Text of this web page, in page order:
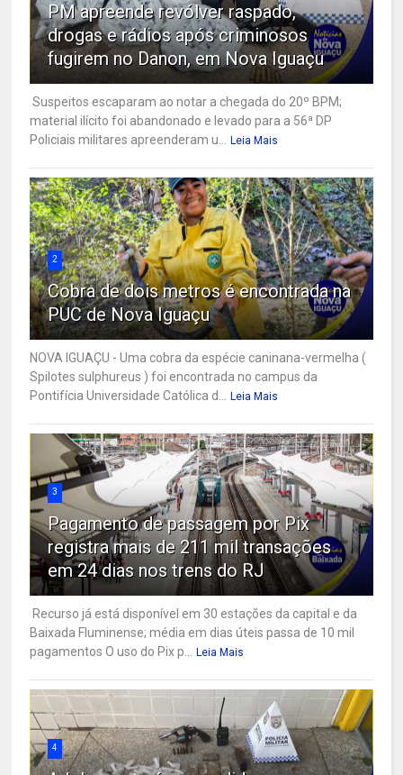
PM apreende revólver raspado,
drogas e rádios após criminosos
fugirem no Danon, em Nova Iguaçu
Suspeitos escaparam ao notar a chegada do 20º BPM;
material ilícito foi abandonado e levado para a 56ª DP
Policiais militares apreenderam u...
Leia Mais
2
Cobra de dois metros é encontrada na
PUC de Nova Iguaçu
NOVA IGUAÇU - Uma cobra da espécie caninana-vermelha (
Spilotes sulphureus ) foi encontrada no campus da
Pontifícia Universidade Católica d...
Leia Mais
3
Pagamento de passagem por Pix
registra mais de 211 mil transações
em 24 dias nos trens do RJ
Recurso já está disponível em 30 estações da capital e da
Baixada Fluminense; média em dias úteis passa de 10 mil
pagamentos O uso do Pix p...
Leia Mais
4